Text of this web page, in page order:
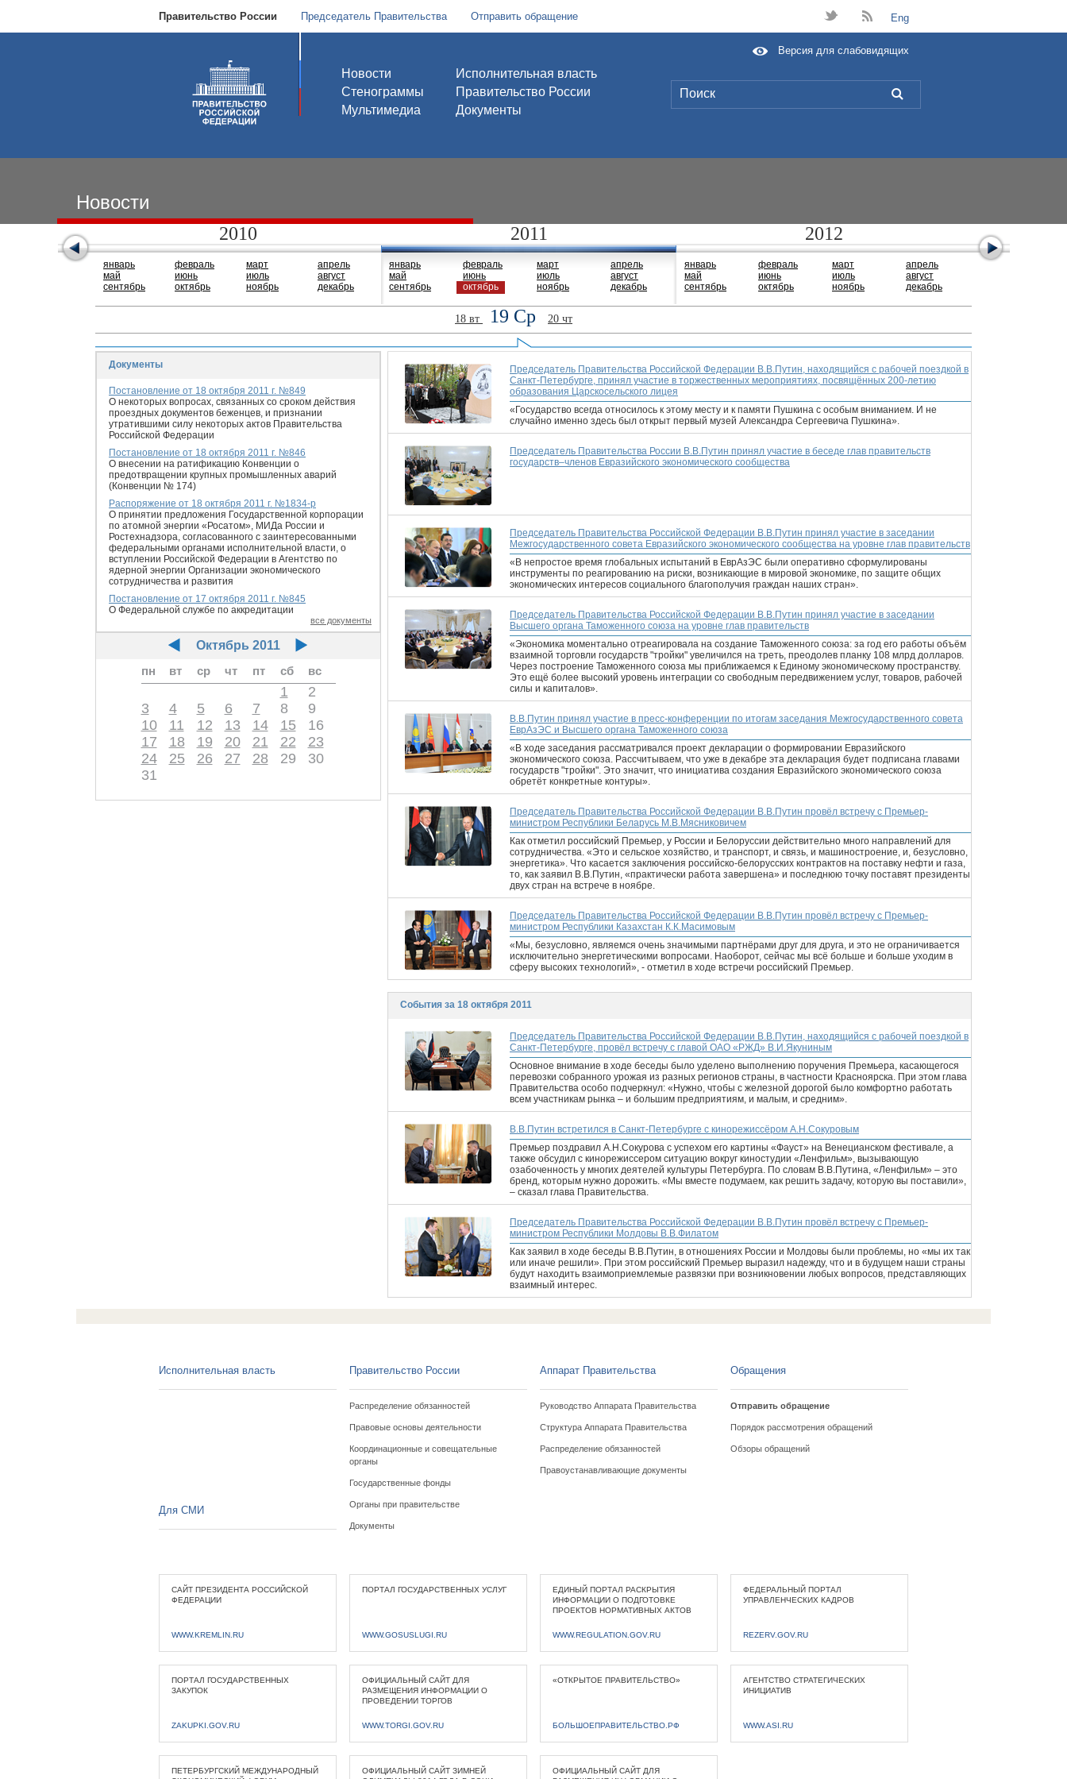
Правительство России Председатель Правительства Отправить обращение t B Eng
Новости
Стенограммы
Мультимедиа
Исполнительная власть
Правительство России
Документы
L
Версия для слабовидящих
Новости
2010
январь
май
сентябрь
февраль
июнь
октябрь
март
июль
ноябрь
апрель
август
декабрь
2011
январь
май
сентябрь
февраль
июнь
октябрь
март
июль
ноябрь
апрель
август
декабрь
2012
январь
май
сентябрь
февраль
июнь
октябрь
март
июль
ноябрь
апрель
август
декабрь
18 вт 19 Ср 20 чт
Документы
Постановление от 18 октября 2011 г. №849
О некоторых вопросах, связанных со сроком действия
проездных документов беженцев, и признании
утратившими силу некоторых актов Правительства
Российской Федерации
Постановление от 18 октября 2011 г. №846
О внесении на ратификацию Конвенции о
предотвращении крупных промышленных аварий
(Конвенции № 174)
Распоряжение от 18 октября 2011 г. №1834-р
О принятии предложения Государственной корпорации
по атомной энергии «Росатом», МИДа России и
Ростехнадзора, согласованного с заинтересованными
федеральными органами исполнительной власти, о
вступлении Российской Федерации в Агентство по
ядерной энергии Организации экономического
сотрудничества и развития
Постановление от 17 октября 2011 г. №845
О Федеральной службе по аккредитации
все документы
Октябрь 2011
пн
вт ср чт пт сб вс
1
2
3
4 5 6 7 8
9
10
11 12 13 14 15
16
17
18 19 20 21 22
23
24
25 26 27 28 29
30
31
Председатель Правительства Российской Федерации В.В.Путин, находящийся с рабочей поездкой в
Санкт-Петербурге, принял участие в торжественных мероприятиях, посвящённых 200-летию
образования Царскосельского лицея
«Государство всегда относилось к этому месту и к памяти Пушкина с особым вниманием. И не
случайно именно здесь был открыт первый музей Александра Сергеевича Пушкина».
Председатель Правительства России В.В.Путин принял участие в беседе глав правительств
государств–членов Евразийского экономического сообщества
Председатель Правительства Российской Федерации В.В.Путин принял участие в заседании
Межгосударственного совета Евразийского экономического сообщества на уровне глав правительств
«В непростое время глобальных испытаний в ЕврАзЭС были оперативно сформулированы
инструменты по реагированию на риски, возникающие в мировой экономике, по защите общих
экономических интересов социального благополучия граждан наших стран».
Председатель Правительства Российской Федерации В.В.Путин принял участие в заседании
Высшего органа Таможенного союза на уровне глав правительств
«Экономика моментально отреагировала на создание Таможенного союза: за год его работы объём
взаимной торговли государств "тройки" увеличился на треть, преодолев планку 108 млрд долларов.
Через построение Таможенного союза мы приближаемся к Единому экономическому пространству.
Это ещё более высокий уровень интеграции со свободным передвижением услуг, товаров, рабочей
силы и капиталов».
В.В.Путин принял участие в пресс-конференции по итогам заседания Межгосударственного совета
ЕврАзЭС и Высшего органа Таможенного союза
«В ходе заседания рассматривался проект декларации о формировании Евразийского
экономического союза. Рассчитываем, что уже в декабре эта декларация будет подписана главами
государств "тройки". Это значит, что инициатива создания Евразийского экономического союза
обретёт конкретные контуры».
Председатель Правительства Российской Федерации В.В.Путин провёл встречу с Премьер-
министром Республики Беларусь М.В.Мясниковичем
Как отметил российский Премьер, у России и Белоруссии действительно много направлений для
сотрудничества. «Это и сельское хозяйство, и транспорт, и связь, и машиностроение, и, безусловно,
энергетика». Что касается заключения российско-белорусских контрактов на поставку нефти и газа,
то, как заявил В.В.Путин, «практически работа завершена» и последнюю точку поставят президенты
двух стран на встрече в ноябре.
Председатель Правительства Российской Федерации В.В.Путин провёл встречу с Премьер-
министром Республики Казахстан К.К.Масимовым
«Мы, безусловно, являемся очень значимыми партнёрами друг для друга, и это не ограничивается
исключительно энергетическими вопросами. Наоборот, сейчас мы всё больше и больше уходим в
сферу высоких технологий», - отметил в ходе встречи российский Премьер.
События за 18 октября 2011
Председатель Правительства Российской Федерации В.В.Путин, находящийся с рабочей поездкой в
Санкт-Петербурге, провёл встречу с главой ОАО «РЖД» В.И.Якуниным
Основное внимание в ходе беседы было уделено выполнению поручения Премьера, касающегося
перевозки собранного урожая из разных регионов страны, в частности Красноярска. При этом глава
Правительства особо подчеркнул: «Нужно, чтобы с железной дорогой было комфортно работать
всем участникам рынка – и большим предприятиям, и малым, и средним».
В.В.Путин встретился в Санкт-Петербурге с кинорежиссёром А.Н.Сокуровым
Премьер поздравил А.Н.Сокурова с успехом его картины «Фауст» на Венецианском фестивале, а
также обсудил с кинорежиссером ситуацию вокруг киностудии «Ленфильм», вызывающую
озабоченность у многих деятелей культуры Петербурга. По словам В.В.Путина, «Ленфильм» – это
бренд, которым нужно дорожить. «Мы вместе подумаем, как решить задачу, которую вы поставили»,
– сказал глава Правительства.
Председатель Правительства Российской Федерации В.В.Путин провёл встречу с Премьер-
министром Республики Молдовы В.В.Филатом
Как заявил в ходе беседы В.В.Путин, в отношениях России и Молдовы были проблемы, но «мы их так
или иначе решили». При этом российский Премьер выразил надежду, что и в будущем наши страны
будут находить взаимоприемлемые развязки при возникновении любых вопросов, представляющих
взаимный интерес.
Исполнительная власть Правительство России
Распределение обязанностей
Правовые основы деятельности
Координационные и совещательные
органы
Государственные фонды
Органы при правительстве
Документы
Аппарат Правительства
Руководство Аппарата Правительства
Структура Аппарата Правительства
Распределение обязанностей
Правоустанавливающие документы
Обращения
Отправить обращение
Порядок рассмотрения обращений
Обзоры обращений
Для СМИ
САЙТ ПРЕЗИДЕНТА РОССИЙСКОЙ
ФЕДЕРАЦИИ
WWW.KREMLIN.RU
ПОРТАЛ ГОСУДАРСТВЕННЫХ УСЛУГ
WWW.GOSUSLUGI.RU
ЕДИНЫЙ ПОРТАЛ РАСКРЫТИЯ
ИНФОРМАЦИИ О ПОДГОТОВКЕ
ПРОЕКТОВ НОРМАТИВНЫХ АКТОВ
WWW.REGULATION.GOV.RU
ФЕДЕРАЛЬНЫЙ ПОРТАЛ
УПРАВЛЕНЧЕСКИХ КАДРОВ
REZERV.GOV.RU
ПОРТАЛ ГОСУДАРСТВЕННЫХ
ЗАКУПОК
ZAKUPKI.GOV.RU
ОФИЦИАЛЬНЫЙ САЙТ ДЛЯ
РАЗМЕЩЕНИЯ ИНФОРМАЦИИ О
ПРОВЕДЕНИИ ТОРГОВ
WWW.TORGI.GOV.RU
«ОТКРЫТОЕ ПРАВИТЕЛЬСТВО»
БОЛЬШОЕПРАВИТЕЛЬСТВО.РФ
АГЕНТСТВО СТРАТЕГИЧЕСКИХ
ИНИЦИАТИВ
WWW.ASI.RU
ПЕТЕРБУРГСКИЙ МЕЖДУНАРОДНЫЙ
ОФИЦИАЛЬНЫЙ САЙТ ЗИМНЕЙ
ОФИЦИАЛЬНЫЙ САЙТ ДЛЯ